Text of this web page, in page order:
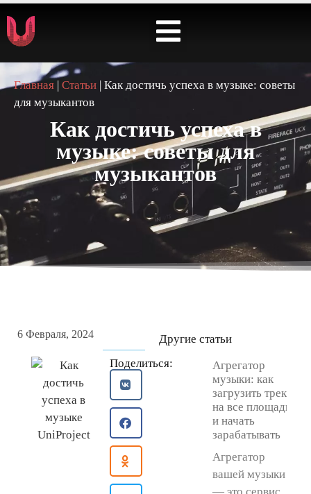
Главная | Статьи | Как достичь успеха в музыке: советы
для музыкантов
Как достичь успеха в
музыке: советы для
музыкантов
6 Февраля, 2024
Поделиться:
Другие статьи
Агрегатор
музыки: как
загрузить трек
на все площадки
и начать
зарабатывать
Агрегатор
вашей музыки